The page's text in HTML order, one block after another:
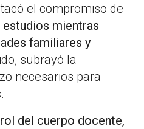
el compromiso de
estudios mientras
familiares y
subrayó la
necesarios para
del cuerpo docente,